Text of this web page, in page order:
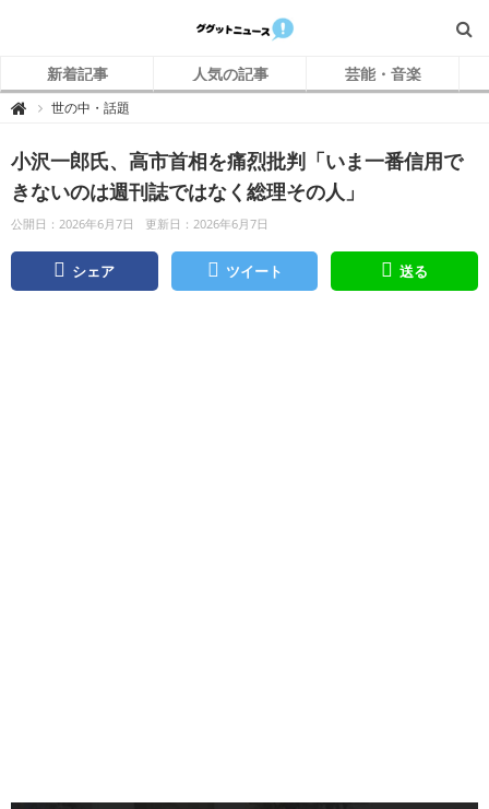
新着記事 人気の記事 芸能・音楽
 グ
ニ
ュ
ー
ス
世の中・話題
小沢一郎氏、高市首相を痛烈批判「いま一番信用で
きないのは週刊誌ではなく総理その人」
公開日：2026年6月7日 更新日：2026年6月7日
シェア ツイート 送る